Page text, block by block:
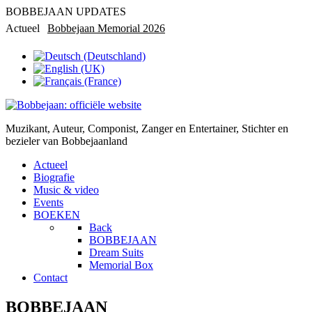
BOBBEJAAN UPDATES
Actueel
Bobbejaan Memorial 2026
Muzikant, Auteur, Componist, Zanger en Entertainer, Stichter en
bezieler van Bobbejaanland
Actueel
Biografie
Music & video
Events
BOEKEN
Back
BOBBEJAAN
Dream Suits
Memorial Box
Contact
BOBBEJAAN